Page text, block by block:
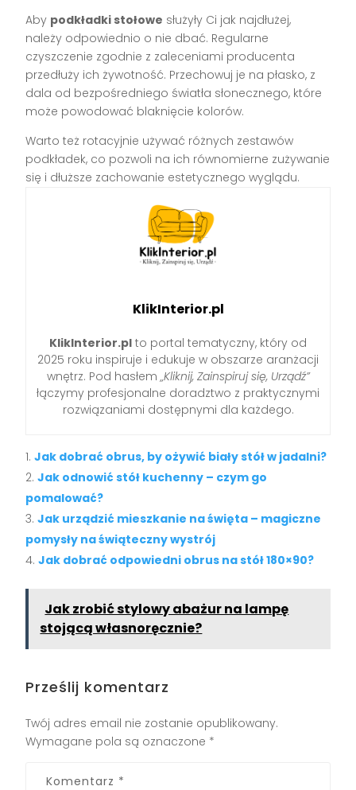
Aby podkładki stołowe służyły Ci jak najdłużej,
należy odpowiednio o nie dbać. Regularne
czyszczenie zgodnie z zaleceniami producenta
przedłuży ich żywotność. Przechowuj je na płasko, z
dala od bezpośredniego światła słonecznego, które
może powodować blaknięcie kolorów.
Warto też rotacyjnie używać różnych zestawów
podkładek, co pozwoli na ich równomierne zużywanie
się i dłuższe zachowanie estetycznego wyglądu.
KlikInterior.pl
KlikInterior.pl to portal tematyczny, który od
2025 roku inspiruje i edukuje w obszarze aranżacji
wnętrz. Pod hasłem „Kliknij, Zainspiruj się, Urządź”
łączymy profesjonalne doradztwo z praktycznymi
rozwiązaniami dostępnymi dla każdego.
Jak dobrać obrus, by ożywić biały stół w jadalni?
Jak odnowić stół kuchenny – czym go
pomalować?
Jak urządzić mieszkanie na święta – magiczne
pomysły na świąteczny wystrój
Jak dobrać odpowiedni obrus na stół 180×90?
Jak zrobić stylowy abażur na lampę
stojącą własnoręcznie?
Prześlij komentarz
Twój adres email nie zostanie opublikowany.
Wymagane pola są oznaczone *